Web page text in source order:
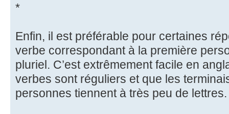
*
Enfin, il est préférable pour certaines
verbe correspondant à la première
pluriel. C’est extrêmement facile en
verbes sont réguliers et que les
personnes tiennent à très peu de lettres.